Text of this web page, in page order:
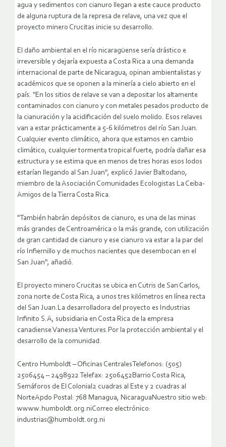
agua y sedimentos con cianuro llegan a este cauce producto
de alguna ruptura de la represa de relave, una vez que el
proyecto minero Crucitas inicie su desarrollo.
El daño ambiental en el río nicaragüense sería drástico e
irreversible y dejaría expuesta a Costa Rica a una demanda
internacional de parte de Nicaragua, opinan ambientalistas y
académicos que se oponen a la minería a cielo abierto en el
país. "En los sitios de relave se van a depositar los altamente
contaminados con cianuro y con metales pesados producto de
la cianuración y la acidificación del suelo molido. Esos relaves
van a estar prácticamente a 5-6 kilómetros del río San Juan.
Cualquier evento climático, ahora que estamos en cambio
climático, cualquier tormenta tropical fuerte, podría dañar esa
estructura y se estima que en menos de tres horas esos lodos
estarían llegando al San Juan", explicó Javier Baltodano,
miembro de la Asociación Comunidades Ecologistas La Ceiba-
Amigos de la Tierra Costa Rica.
"También habrán depósitos de cianuro, es una de las minas
más grandes de Centroamérica o la más grande, con utilización
de gran cantidad de cianuro y ese cianuro va estar a la par del
río Infiernillo y de muchos nacientes que desembocan en el
San Juan", añadió.
El proyecto minero Crucitas se ubica en Cutris de San Carlos,
zona norte de Costa Rica, a unos tres kilómetros en línea recta
del San Juan.La desarrolladora del proyecto es Industrias
Infinito S.A, subsidiaria en Costa Rica de la empresa
canadiense Vanessa Ventures.Por la protección ambiental y el
desarrollo de la comunidad.
Centro Humboldt – Oficinas CentralesTelefonos: (505)
2506454 – 2498922 Telefax: 2506452Barrio Costa Rica,
Semáforos de El Colonial2 cuadras al Este y 2 cuadras al
NorteApdo Postal: 768 Managua, NicaraguaNuestro sitio web:
wwww.humboldt.org.niCorreo electrónico:
industrias@humboldt.org.ni